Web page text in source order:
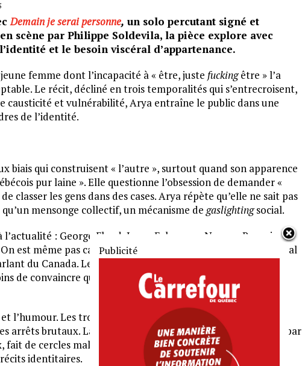
Demain je serai personne, un solo percutant signé et
scène par Philippe Soldevila, la pièce explore avec
et le besoin viscéral d’appartenance.
femme dont l’incapacité à « être, juste fuckingêtre » l’a
Le récit, décliné en trois temporalités qui s’entrecroisent,
causticité et vulnérabilité, Arya entraîne le public dans une
de l’identité.
biais qui construisent « l’autre », surtout quand son apparence
pur laine ». Elle questionne l’obsession de demander «
classer les gens dans des cases. Arya répète qu’elle ne sait pas
mensonge collectif, un mécanisme de gaslightingsocial.
: George Floyd, Joyce Echaquan, Nooran Rezayi,
est même pas capable d’assumer qu’on est un projet colonial
du Canada. Le propos flirte parfois avec la diatribe
de convaincre que de gratter le vernis des discours et d’en
l’humour. Les trois temporalités s’enchaînent avec fluidité,
arrêts brutaux. La scénographie de Jeanne Murdock frappe par
de cercles mal lavés, bordé de pages calcinées. Une image
identitaires.